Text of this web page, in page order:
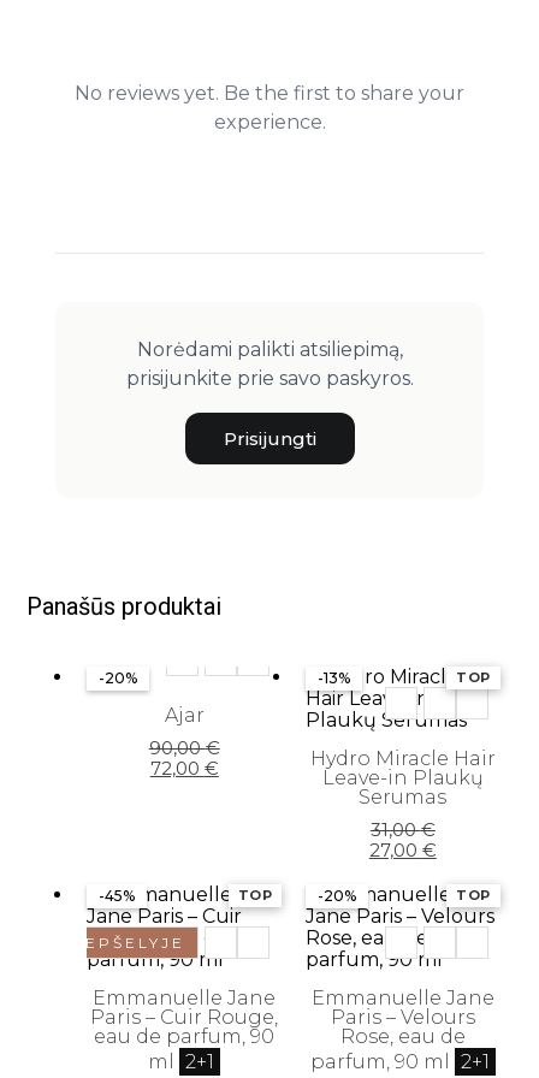
No reviews yet. Be the first to share your
experience.
Norėdami palikti atsiliepimą,
prisijunkite prie savo paskyros.
Prisijungti
Panašūs produktai
-20%
Ajar
90,00€
Original
price
72,00 €
Current
price
-13% TOP
Hydro Miracle Hair
Leave-in Plaukų
Serumas
31,00€
Original
price
31,00 €.
27,00 €
Current
price
27,00 €.
-45% TOP
KREPŠELYJE
Emmanuelle Jane
Paris – Cuir Rouge,
eau de parfum, 90
ml
2+1
-20% TOP
Emmanuelle Jane
Paris – Velours
Rose, eau de
parfum, 90 ml
2+1